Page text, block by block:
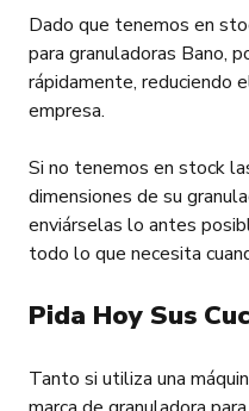
Dado que tenemos en
para granuladoras Bano,
rápidamente, reduciendo
empresa.
Si no tenemos en stock
dimensiones de su
enviárselas lo antes
todo lo que necesita
Pida Hoy Sus
Tanto si utiliza una